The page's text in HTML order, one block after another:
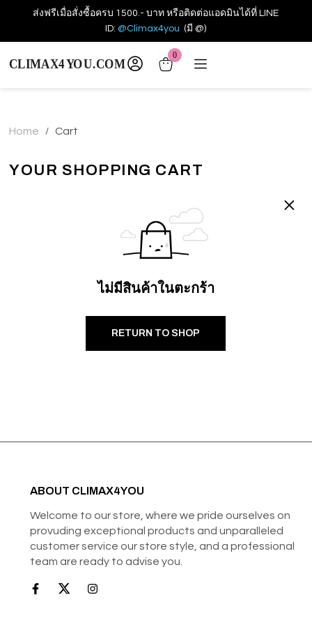
ส่งฟรีเมื่อสั่งซื้อครบ 1500.- บาท หรือติดต่อแอดมินได้ที่ LINE
ID: @Climax4you (มี @)
0
Home / Cart
YOUR SHOPPING CART
ไม่มีสินค้าในตะกร้า
RETURN TO SHOP
ABOUT CLIMAX4YOU
Welcome to our store, where we pride ourselves on
provuding exceptional products and unparalleled
customer service our store style, and a professional
team are ready to advise you.